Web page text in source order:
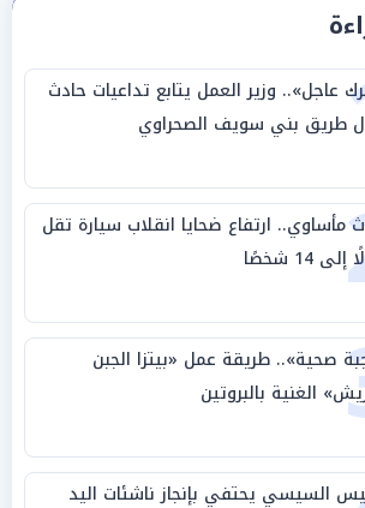
عاجل».. وزير العمل يتابع تداعيات حادث
طريق بني سويف الصحراوي
مأساوي.. ارتفاع ضحايا انقلاب سيارة تقل
14 شخصًا
صحية».. طريقة عمل «بيتزا الجبن
الغنية بالبروتين
السيسي يحتفي بإنجاز ناشئات اليد